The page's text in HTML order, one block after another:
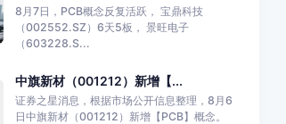
8月7日，PCB概念反复活跃， 宝鼎科技
（002552.SZ）6天5板， 景旺电子
（603228.S...
中旗新材（001212）新增【...
证券之星消息，根据市场公开信息整理，8月6
日中旗新材（001212）新增【PCB】概念。